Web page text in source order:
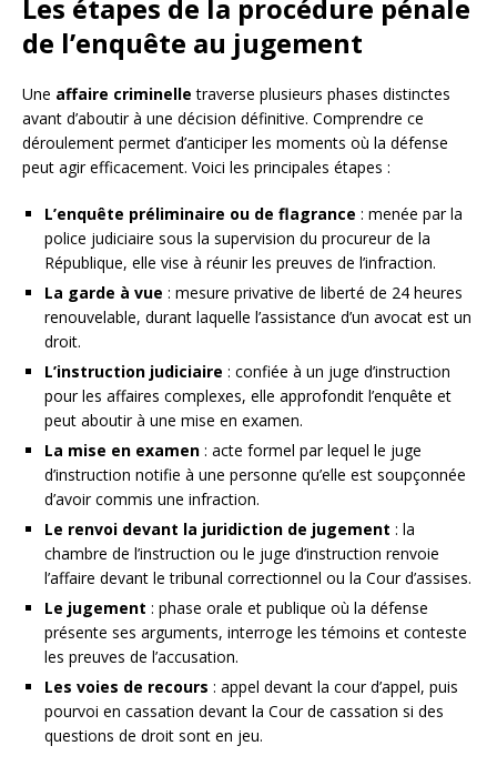
Les étapes de la procédure pénale
de l’enquête au jugement
Une affaire criminelle traverse plusieurs phases distinctes
avant d’aboutir à une décision définitive. Comprendre ce
déroulement permet d’anticiper les moments où la défense
peut agir efficacement. Voici les principales étapes :
L’enquête préliminaire ou de flagrance : menée par la
police judiciaire sous la supervision du procureur de la
République, elle vise à réunir les preuves de l’infraction.
La garde à vue : mesure privative de liberté de 24 heures
renouvelable, durant laquelle l’assistance d’un avocat est un
droit.
L’instruction judiciaire : confiée à un juge d’instruction
pour les affaires complexes, elle approfondit l’enquête et
peut aboutir à une mise en examen.
La mise en examen : acte formel par lequel le juge
d’instruction notifie à une personne qu’elle est soupçonnée
d’avoir commis une infraction.
Le renvoi devant la juridiction de jugement : la
chambre de l’instruction ou le juge d’instruction renvoie
l’affaire devant le tribunal correctionnel ou la Cour d’assises.
Le jugement : phase orale et publique où la défense
présente ses arguments, interroge les témoins et conteste
les preuves de l’accusation.
Les voies de recours : appel devant la cour d’appel, puis
pourvoi en cassation devant la Cour de cassation si des
questions de droit sont en jeu.